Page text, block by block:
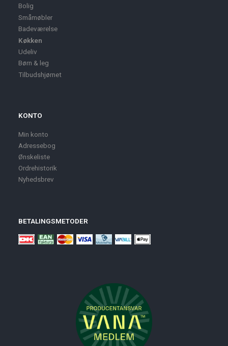
Bolig
Småmøbler
Badeværelse
Køkken
Udeliv
Børn & leg
Tilbudshjørnet
KONTO
Min konto
Adressebog
Ønskeliste
Ordrehistorik
Nyhedsbrev
BETALINGSMETODER